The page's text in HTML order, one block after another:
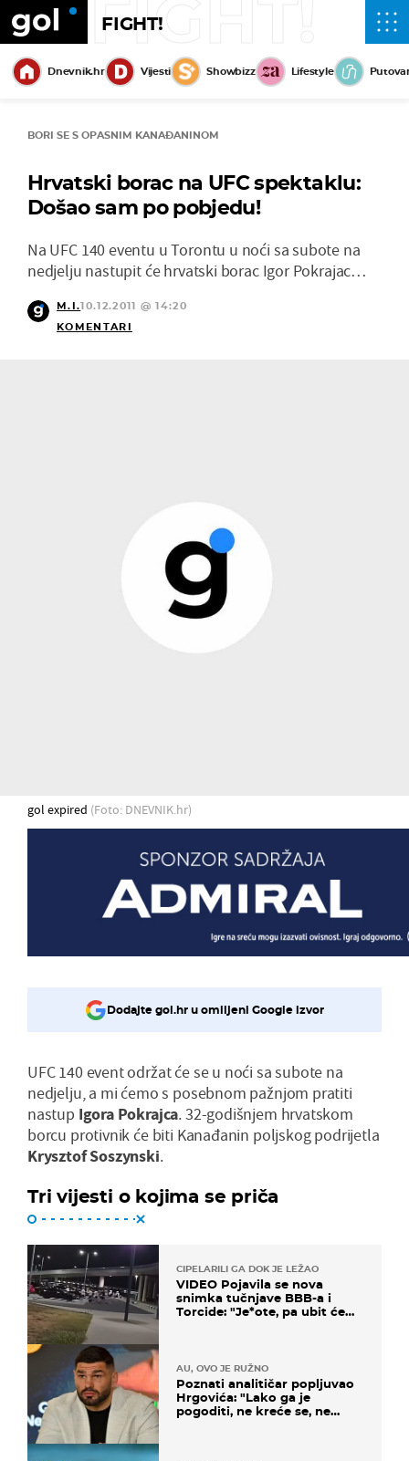
FIGHT!
FIGHT!
Dnevnik.hr Vijesti Showbizz Lifestyle
BORI SE S OPASNIM KANAĐANINOM
Hrvatski borac na UFC spektaklu:
Došao sam po pobjedu!
Na UFC 140 eventu u Torontu u noći sa subote na
nedjelju nastupit će hrvatski borac Igor Pokrajac…
M.I.10.12.2011 @ 14:20
KOMENTARI
gol expired (Foto: DNEVNIK.hr)
Dodajte gol.hr u omiljeni Google izvor
UFC 140 event održat će se u noći sa subote na
nedjelju, a mi ćemo s posebnom pažnjom pratiti
nastup Igora Pokrajca. 32-godišnjem hrvatskom
borcu protivnik će biti Kanađanin poljskog podrijetla
Krysztof Soszynski.
Tri vijesti o kojima se priča
CIPELARILI GA DOK JE LEŽAO
VIDEO Pojavila se nova
snimka tučnjave BBB-a i
Torcide: "Je*ote, pa ubit će
AU, OVO JE RUŽNO
Poznati analitičar popljuvao
Hrgovića: "Lako ga je
pogoditi, ne kreće se, ne